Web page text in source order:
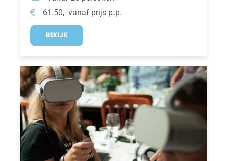
61.50,- vanaf prijs p.p.
BEKIJK